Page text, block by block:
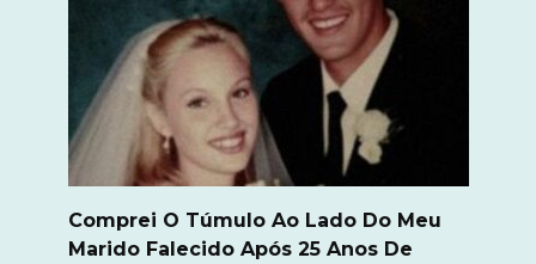
Comprei O Túmulo Ao Lado Do Meu
Marido Falecido Após 25 Anos De